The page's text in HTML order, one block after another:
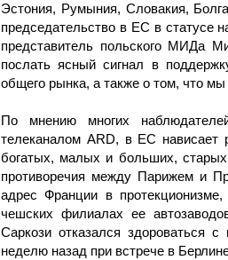
Эстония, Румыния, Словакия,
председательство в ЕС в
представитель польского МИДа
послать ясный сигнал в
общего рынка, а также о том, что
По мнению многих
телеканалом ARD, в ЕС нависает
богатых, малых и больших,
противоречия между Парижем и
адрес Франции в
чешских филиалах ее
Саркози отказался здороваться
неделю назад при встрече в